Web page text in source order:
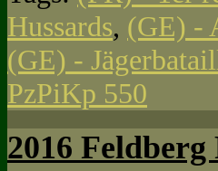
Hussards, (GE) -
(GE) -
PzPiKp 550
2016